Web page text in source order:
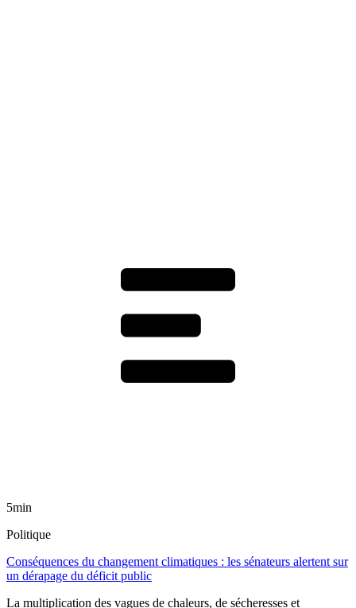
5min
Politique
Conséquences du changement climatiques : les sénateurs alertent sur
un dérapage du déficit public
La multiplication des vagues de chaleurs, de sécheresses et